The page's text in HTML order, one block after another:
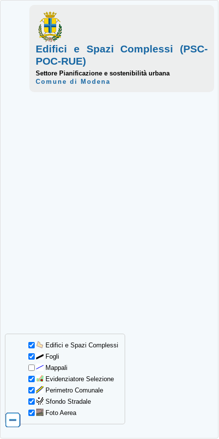
Edifici e Spazi Complessi
Fogli
Mappali
Evidenziatore Selezione
Perimetro Comunale
Sfondo Stradale
Foto Aerea
Edifici e Spazi Complessi (PSC-
POC-RUE)
Settore Pianificazione e sostenibilità urbana
Comune di Modena